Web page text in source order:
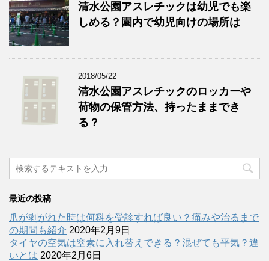
清水公園アスレチックは幼児でも楽
しめる？園内で幼児向けの場所は
2018/05/22
清水公園アスレチックのロッカーや
荷物の保管方法、持ったままでき
る？
最近の投稿
爪が剥がれた時は何科を受診すれば良い？痛みや治るまで
の期間も紹介 2020年2月9日
タイヤの空気は窒素に入れ替えできる？混ぜても平気？違
いとは 2020年2月6日